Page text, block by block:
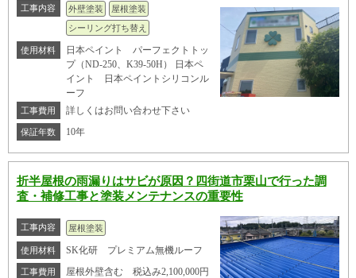
工事内容 外壁塗装
屋根塗装
シーリング打ち替え
使用材料
日本ペイント パーフェクトトッ
プ（ND-250、K39-50H） 日本ペ
イント 日本ペイントシリコンル
ーフ
工事費用 詳しくはお問い合わせ下さい
保証年数 10年
折半屋根の雨漏りはサビが原因？四街道市栗山で行った調
査・補修工事と塗装メンテナンスの重要性
工事内容 屋根塗装
使用材料 SK化研 プレミアム無機ルーフ
工事費用 屋根外壁含む 税込み2,100,000円